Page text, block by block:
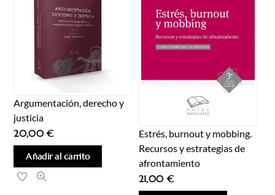
Argumentación, derecho y
justicia
20,00€
Añadir al carrito
Estrés, burnout y mobbing.
Recursos y estrategias de
afrontamiento
21,00 €